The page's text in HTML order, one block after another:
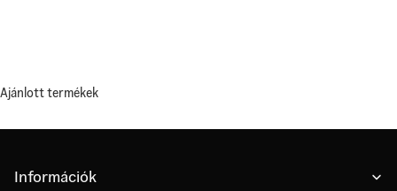
Ajánlott termékek
Információk